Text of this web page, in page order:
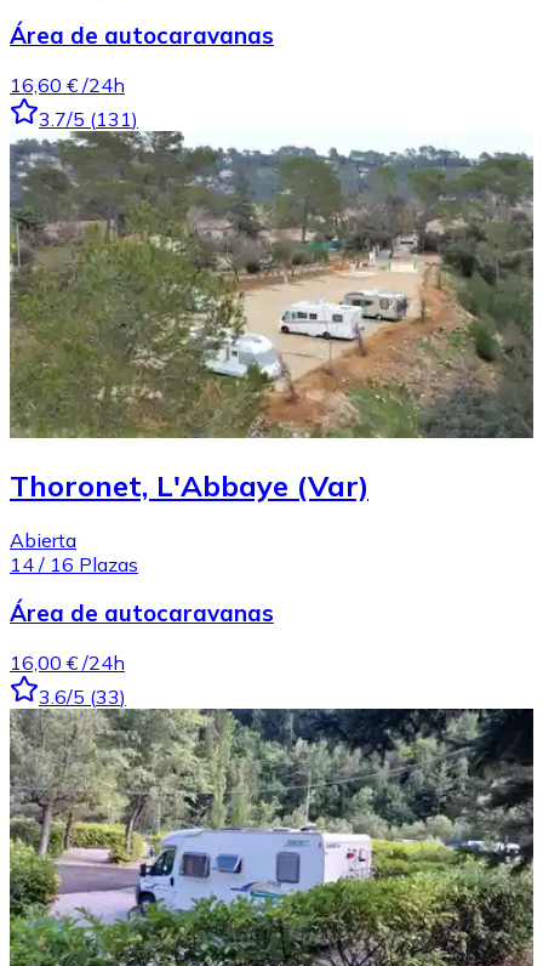
Área de autocaravanas
16,60 € /24h
3.7/5 (131)
Thoronet, L'Abbaye (Var)
Abierta
14 / 16 Plazas
Área de autocaravanas
16,00 € /24h
3.6/5 (33)